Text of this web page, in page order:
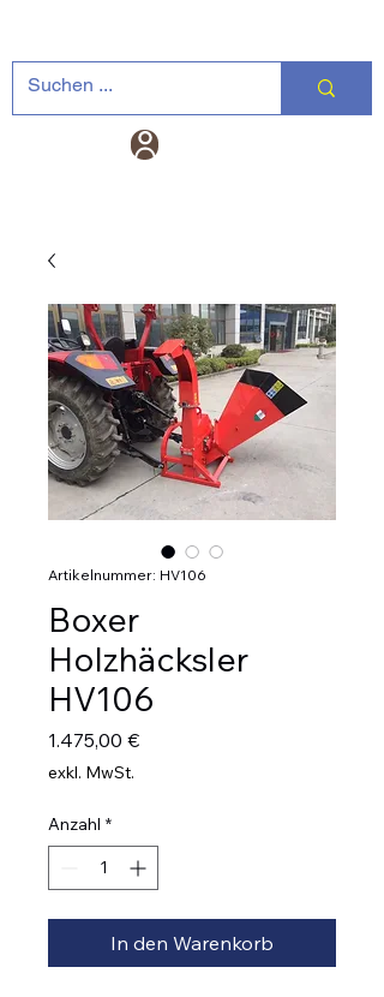
Artikelnummer: HV106
Boxer
Holzhäcksler
HV106
1.475,00 €Preis
exkl. MwSt.
Anzahl *
In den Warenkorb